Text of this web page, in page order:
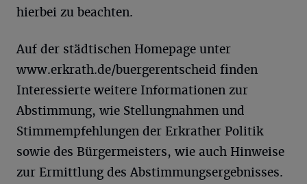
hierbei zu beachten.
Auf der städtischen Homepage unter
www.erkrath.de/buergerentscheid finden
Interessierte weitere Informationen zur
Abstimmung, wie Stellungnahmen und
Stimmempfehlungen der Erkrather Politik
sowie des Bürgermeisters, wie auch Hinweise
zur Ermittlung des Abstimmungsergebnisses.